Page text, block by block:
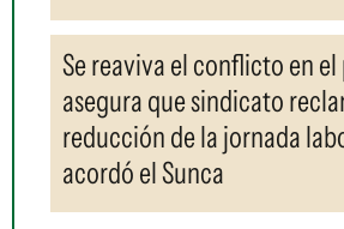
Se reaviva el conflicto en el
asegura que sindicato
reducción de la jornada
acordó el Sunca